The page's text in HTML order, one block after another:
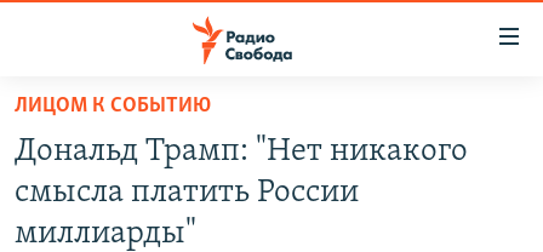
упрощенного
доступа
основному
ПОДКАСТЫ
АВТОРСКИЕ ПРОЕКТЫ
ЛИЦОМ К СОБЫТИЮ
Дональд Трамп: "Нет никакого
смысла платить России
миллиарды"